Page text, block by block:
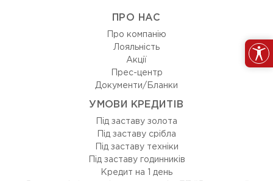
ПРО НАС
Про компанію
Лояльність
Акції
Прес-центр
Документи/Бланки
УМОВИ КРЕДИТІВ
Під заставу золота
Під заставу срібла
Під заставу техніки
Під заставу годинників
Кредит на 1 день